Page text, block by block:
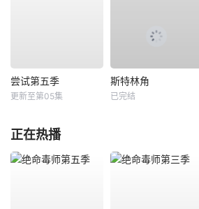
尝试第五季
更新至第05集
斯特林角
已完结
正在热播